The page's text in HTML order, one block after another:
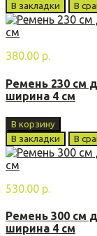
В закладки
В
380.00 р.
Ремень 230 см
ширина 4 см
В корзину
В закладки
В
530.00 р.
Ремень 300 см
ширина 4 см